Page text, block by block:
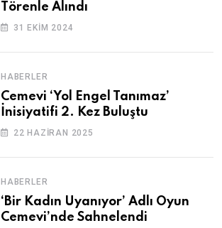
Törenle Alındı
31 EKIM 2024
HABERLER
Cemevi ‘Yol Engel Tanımaz’
İnisiyatifi 2. Kez Buluştu
22 HAZIRAN 2025
HABERLER
‘Bir Kadın Uyanıyor’ Adlı Oyun
Cemevi’nde Sahnelendi